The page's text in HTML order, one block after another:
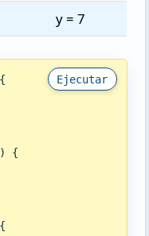
y = 7
Ejecutar
{